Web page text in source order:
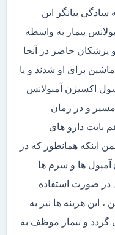
سادگی بیانگر این
بیمار به واسطه
پزشکان حاضر در آنجا
برای او شدند و یا
اکسیژن آمبولانس
مسیر و در زمان
بابت دارو های
اینکه همانطور که در
آمپول ها و سرم ها
در صورت استفاده
این هزینه ها نیز به
و بیمار موظف به